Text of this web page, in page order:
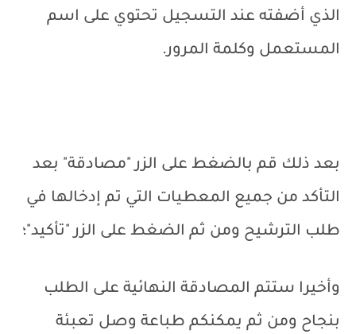
الذي أضفته عند التسجيل تحتوي على اسم
المستعمل وكلمة المرور.‏
بعد ذلك قم بالضغط على الزر "مصادقة" بعد
التأكد من جميع المعطيات التي تم إدخالها في
طلب الترشيح ومن ثم الضغط على الزر "تأكيد"؛
وأخيرا ستتم المصادقة النهائية على الطلب
بنجاح ومن ثم يمكنكم طباعة وصل تعبئة